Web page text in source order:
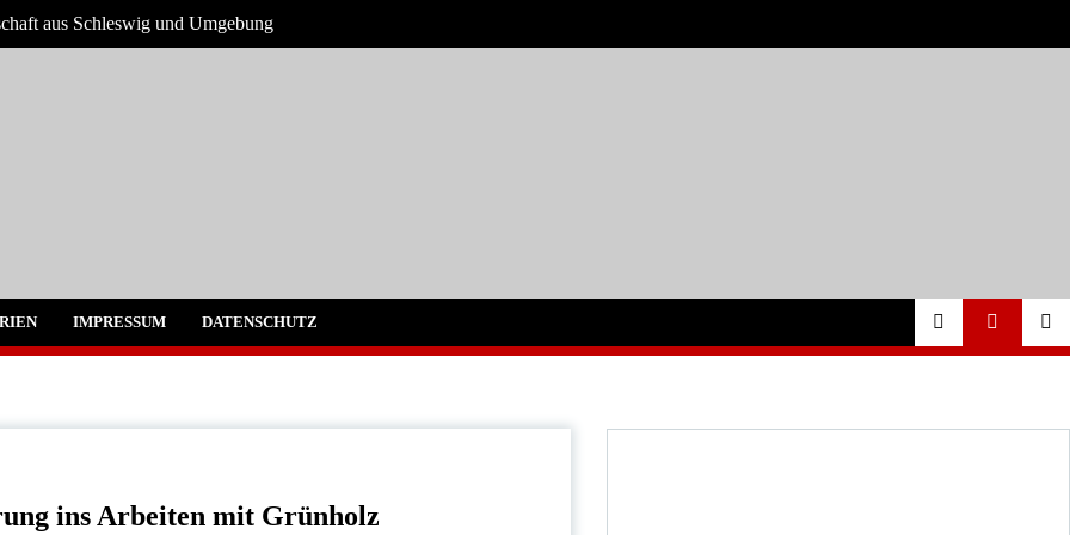
aus Schleswig und Umgebung
Umgebung
IMPRESSUM DATENSCHUTZ
ins Arbeiten mit Grünholz